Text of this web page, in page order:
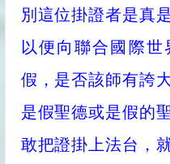
別這位掛證者是真
以便向聯合國際
假，是否該師有誇
是假聖德或是假的
敢把證掛上法台，